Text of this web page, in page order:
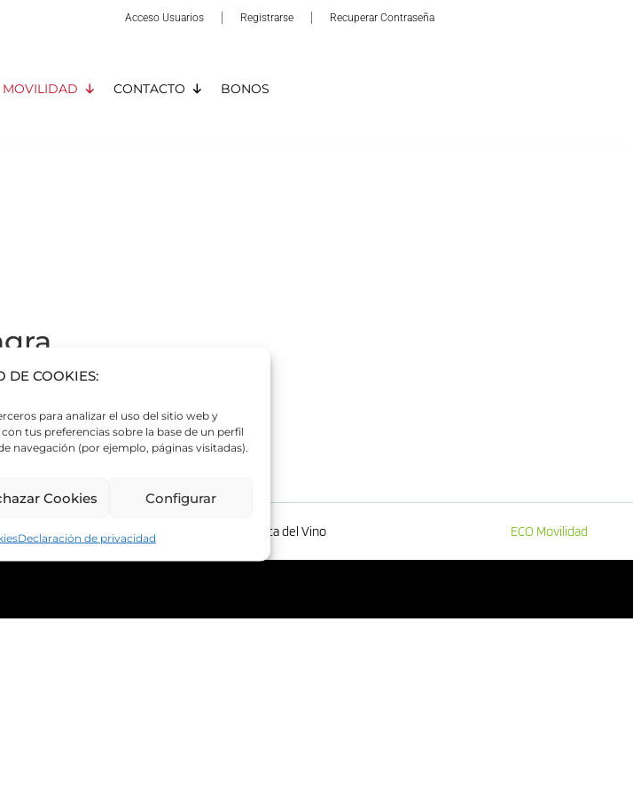
DE COOKIES:
para analizar el uso del sitio web y
tus preferencias sobre la base de un perfil
navegación (por ejemplo, páginas visitadas).
Cookies Configurar
Declaración de privacidad
Acceso Usuarios Registrarse Recuperar Contraseña
MOVILIDAD CONTACTO BONOS
el
Calidad Huella de Carbono Ruta del Vino ECO Movilidad